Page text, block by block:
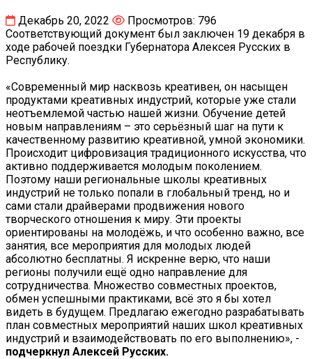
Декабрь 20, 2022
Просмотров: 796
Соответствующий документ был заключен 19 декабря в
ходе рабочей поездки Губернатора Алексея Русских в
Республику.
«Современный мир насквозь креативен, он насыщен
продуктами креативных индустрий, которые уже стали
неотъемлемой частью нашей жизни. Обучение детей
новым направлениям – это серьёзный шаг на пути к
качественному развитию креативной, умной экономики.
Происходит цифровизация традиционного искусства, что
активно поддерживается молодым поколением.
Поэтому наши региональные школы креативных
индустрий не только попали в глобальный тренд, но и
сами стали драйверами продвижения нового
творческого отношения к миру. Эти проекты
ориентированы на молодёжь, и что особенно важно, все
занятия, все мероприятия для молодых людей
абсолютно бесплатны. Я искренне верю, что наши
регионы получили ещё одно направление для
сотрудничества. Множество совместных проектов,
обмен успешными практиками, всё это я бы хотел
видеть в будущем. Предлагаю ежегодно разрабатывать
план совместных мероприятий наших школ креативных
индустрий и взаимодействовать по его выполнению», -
подчеркнул Алексей Русских.